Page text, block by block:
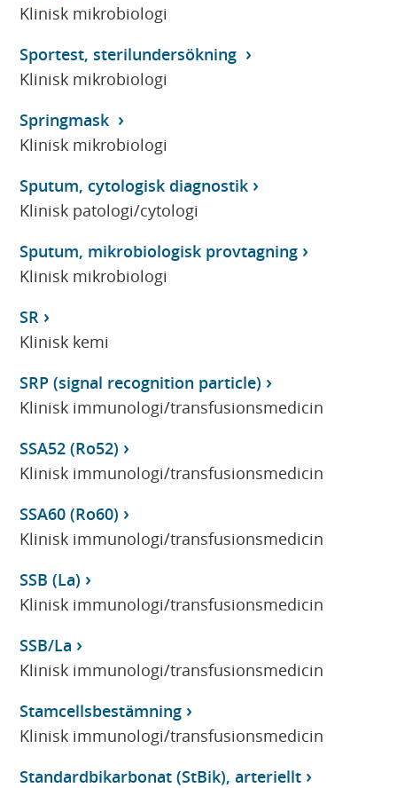
Klinisk mikrobiologi
Sportest, sterilundersökning
Klinisk mikrobiologi
Springmask
Klinisk mikrobiologi
Sputum, cytologisk diagnostik
Klinisk patologi/cytologi
Sputum, mikrobiologisk provtagning
Klinisk mikrobiologi
SR
Klinisk kemi
SRP (signal recognition particle)
Klinisk immunologi/transfusionsmedicin
SSA52 (Ro52)
Klinisk immunologi/transfusionsmedicin
SSA60 (Ro60)
Klinisk immunologi/transfusionsmedicin
SSB (La)
Klinisk immunologi/transfusionsmedicin
SSB/La
Klinisk immunologi/transfusionsmedicin
Stamcellsbestämning
Klinisk immunologi/transfusionsmedicin
Standardbikarbonat (StBik), arteriellt